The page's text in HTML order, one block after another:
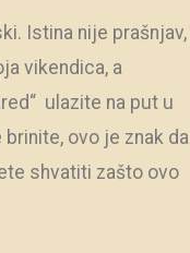
Istina nije prašnjav,
vikendica, a
ulazite na put u
ovo je znak da
shvatiti zašto ovo